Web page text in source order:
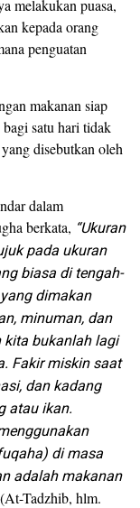
melakukan puasa,
kepada orang
penguatan
makanan siap
satu hari tidak
disebutkan oleh
dalam
berkata, “Ukuran
pada ukuran
biasa di tengah-
dimakan
minuman, dan
kita bukanlah lagi
Fakir miskin saat
dan kadang
atau ikan.
di masa
adalah makanan
Tadzhib, hlm.